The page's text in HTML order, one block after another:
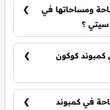
ومساحاتها في
سيتي ؟
من الوحدات السكنية،
كمبوند كوكون
تبدأ الأسعار من 17,500,000 جنيه وتختلف حسب نوع
للتغيير حسب
في كمبوند